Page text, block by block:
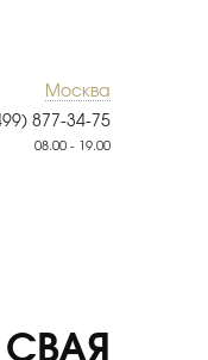
Москва
877-34-75
08.00 - 19.00